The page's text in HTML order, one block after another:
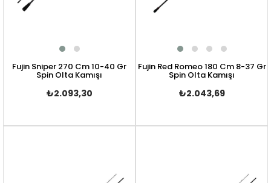
Fujin Sniper 270 Cm 10-40 Gr
Spin Olta Kamışı
₺2.093,30
Fujin Red Romeo 180 Cm 8-37 Gr
Spin Olta Kamışı
₺2.043,69